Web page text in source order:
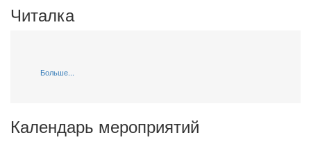
Читалка
Больше...
Календарь мероприятий